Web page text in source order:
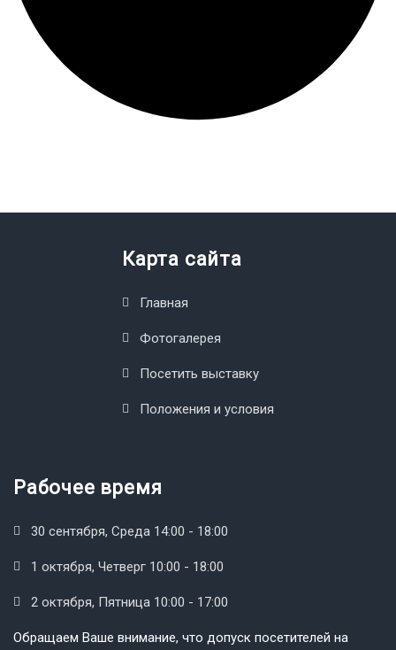
Карта сайта
Главная
Фотогалерея
Посетить выставку
Положения и условия
Рабочее время
30 сентября, Среда 14:00 - 18:00
1 октября, Четверг 10:00 - 18:00
2 октября, Пятница 10:00 - 17:00
Обращаем Ваше внимание, что допуск посетителей на